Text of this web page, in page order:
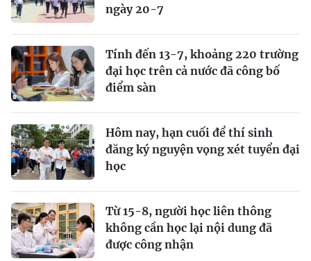
ngày 20-7
Tính đến 13-7, khoảng 220 trường
đại học trên cả nước đã công bố
điểm sàn
Hôm nay, hạn cuối để thí sinh
đăng ký nguyện vọng xét tuyển đại
học
Từ 15-8, người học liên thông
không cần học lại nội dung đã
được công nhận